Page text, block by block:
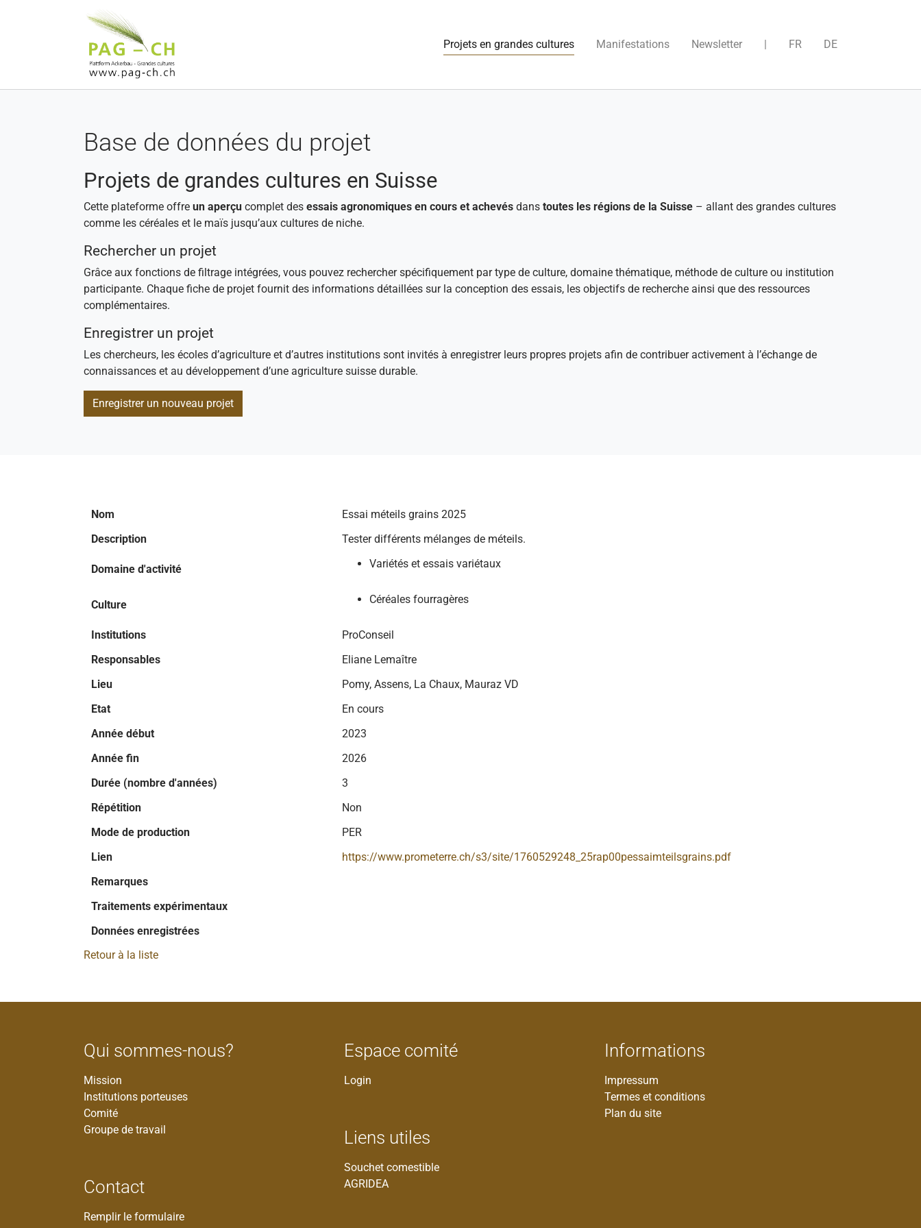
Projets en grandes cultures(current)Manifestations Newsletter | FR DE
Base de données du projet
Projets de grandes cultures en Suisse
Cette plateforme offre un aperçu complet des essais agronomiques en cours et achevés dans toutes les régions de la Suisse – allant des grandes cultures
comme les céréales et le maïs jusqu’aux cultures de niche.
Rechercher un projet
Grâce aux fonctions de filtrage intégrées, vous pouvez rechercher spécifiquement par type de culture, domaine thématique, méthode de culture ou institution
participante. Chaque fiche de projet fournit des informations détaillées sur la conception des essais, les objectifs de recherche ainsi que des ressources
complémentaires.
Enregistrer un projet
Les chercheurs, les écoles d’agriculture et d’autres institutions sont invités à enregistrer leurs propres projets afin de contribuer activement à l’échange de
connaissances et au développement d’une agriculture suisse durable.
Enregistrer un nouveau projet
Nom
Essai méteils grains 2025
Description
Tester différents mélanges de méteils.
Domaine d'activité Variétés et essais variétaux
Culture Céréales fourragères
Institutions
ProConseil
Responsables
Eliane Lemaître
Lieu
Pomy, Assens, La Chaux, Mauraz VD
Etat
En cours
Année début
2023
Année fin
2026
Durée (nombre d'années)
3
Répétition
Non
Mode de production
PER
Lien
https://www.prometerre.ch/s3/site/1760529248_25rap00pessaimteilsgrains.pdf
Remarques
Traitements expérimentaux
Données enregistrées
Retour à la liste
Qui sommes-nous?
Mission
Institutions porteuses
Comité
Groupe de travail
Contact
Remplir le formulaire
Espace comité
Login
Liens utiles
Souchet comestible
AGRIDEA
Informations
Impressum
Termes et conditions
Plan du site